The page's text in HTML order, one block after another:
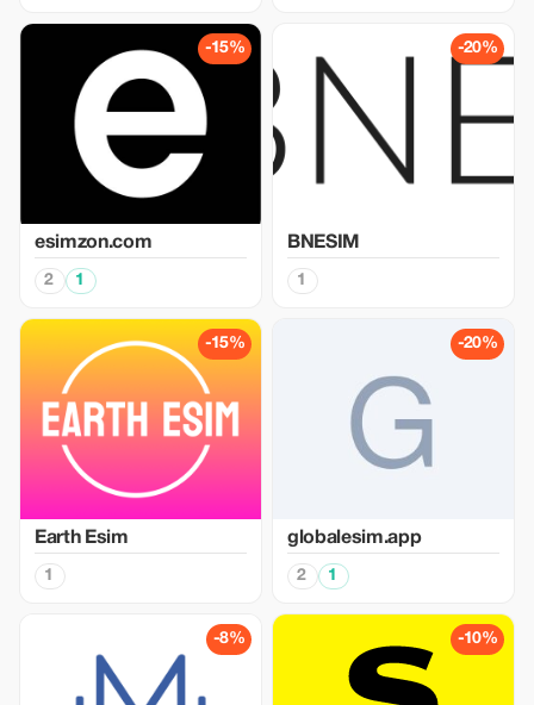
-15%
esimzon.com
2 1
-20%
BNESIM
1
-15%
Earth Esim
1
-20%
globalesim.app
2 1
-8% -10%